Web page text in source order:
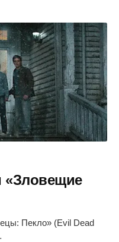
«Зловещие
Пекло» (Evil Dead